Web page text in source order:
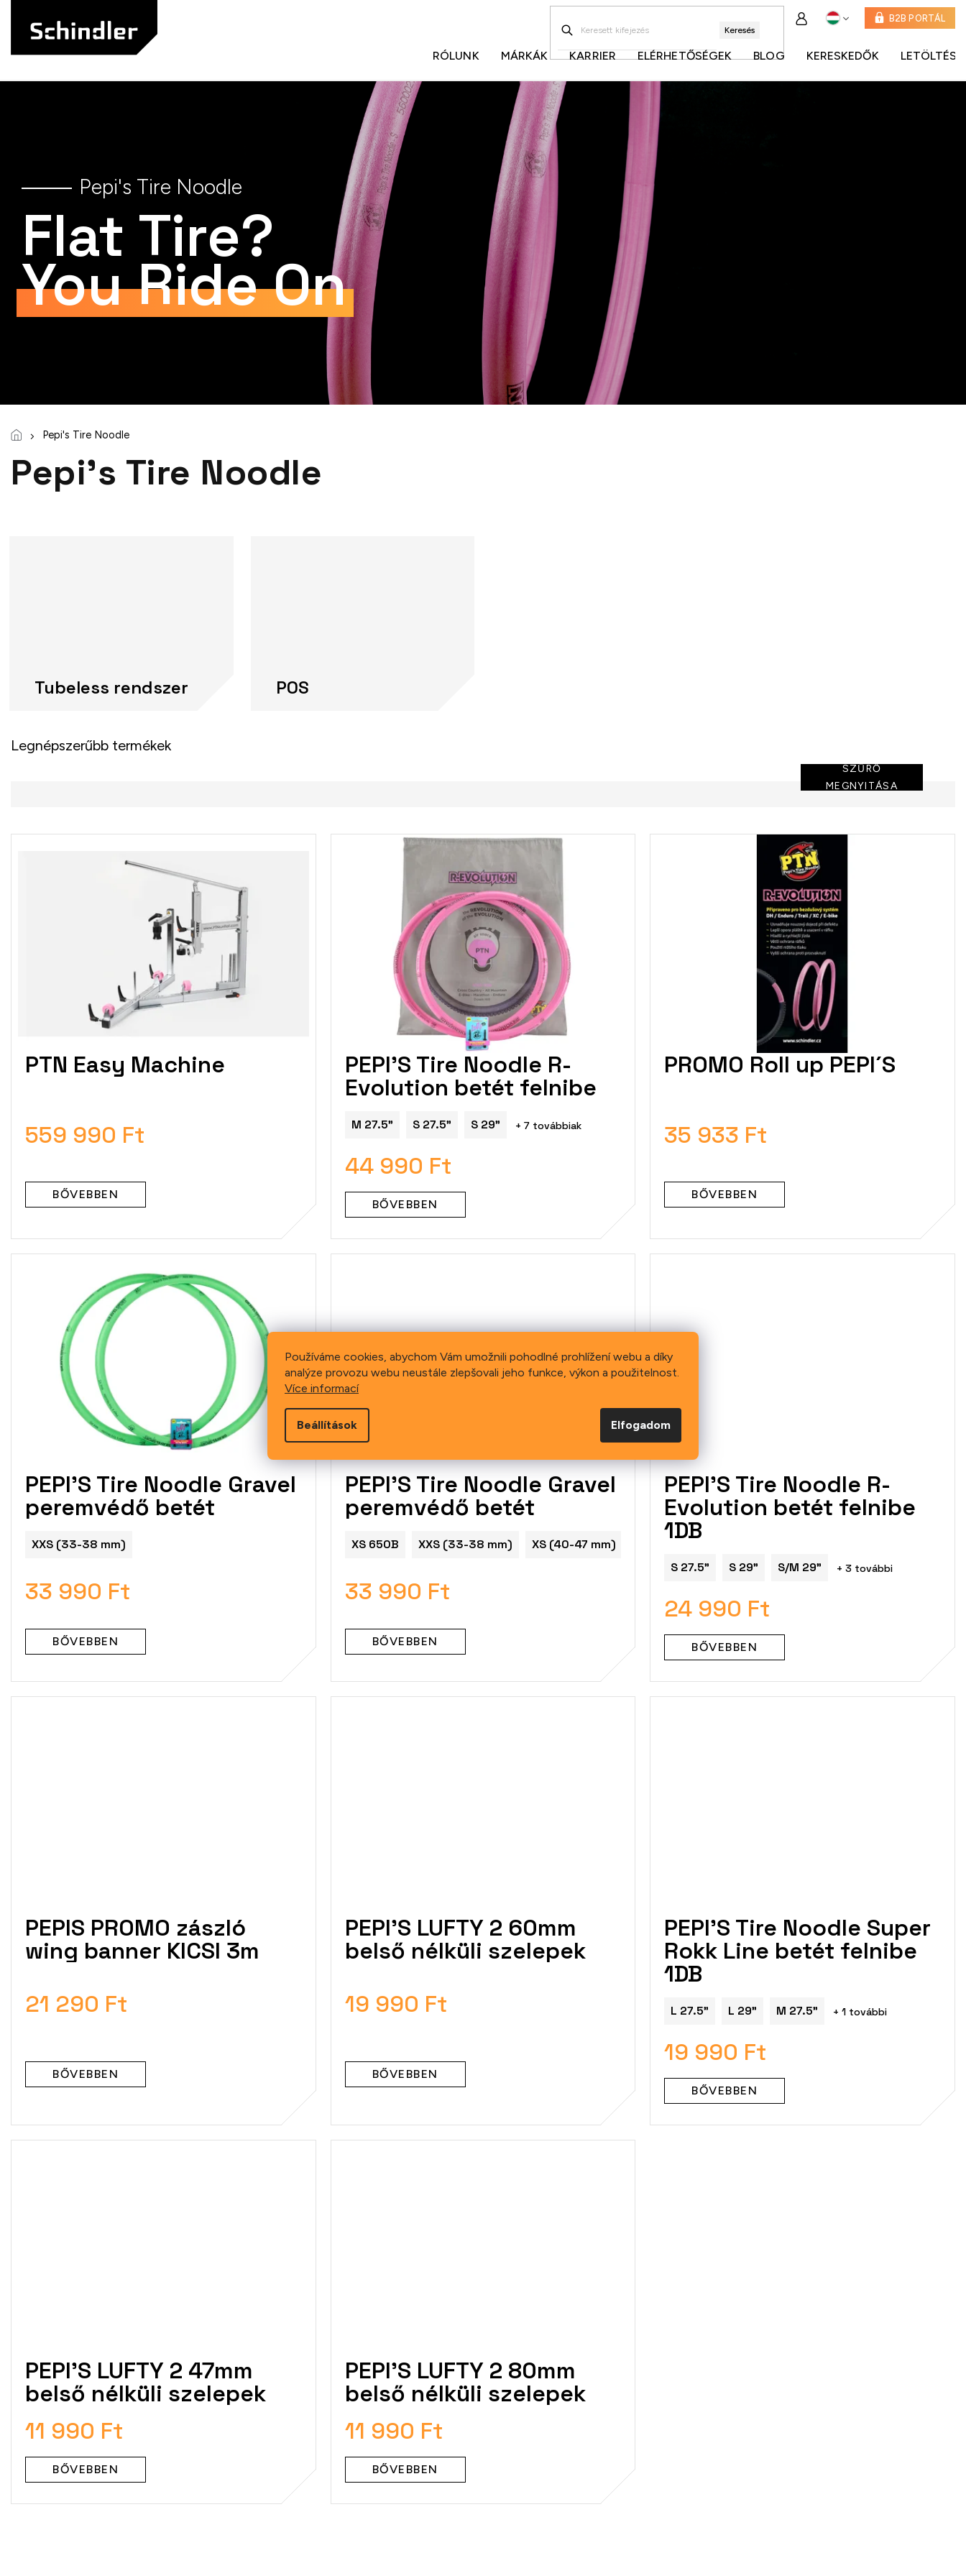
Používáme cookies, abychom Vám umožnili pohodlné prohlížení webu a díky
analýze provozu webu neustále zlepšovali jeho funkce, výkon a použitelnost.
Více informací
Beállítások Elfogadom
tartalomhoz
Keresés
B2B PORTÁL
RÓLUNK MÁRKÁK KARRIER ELÉRHETŐSÉGEK BLOG KERESKEDŐK
Pepi's Tire Noodle
Flat Tire?
You Ride On
Pepi's Tire Noodle
Pepi's Tire Noodle
Tubeless rendszer POS
Legnépszerűbb termékek
SZŰRŐ
MEGNYITÁSA
T
PTN Easy Machine
559 990 Ft
BŐVEBBEN
PEPI'S Tire Noodle R-
Evolution betét felnibe
M 27.5" S 27.5" S 29" + 7 továbbiak
44 990 Ft
BŐVEBBEN
PROMO Roll up PEPI´S
35 933 Ft
BŐVEBBEN
PEPI'S Tire Noodle Gravel
peremvédő betét
XXS (33-38 mm)
33 990 Ft
BŐVEBBEN
PEPI'S Tire Noodle Gravel
peremvédő betét
XS 650B XXS (33-38 mm) XS (40-47 mm)
33 990 Ft
BŐVEBBEN
PEPI'S Tire Noodle R-
Evolution betét felnibe
1DB
S 27.5" S 29" S/M 29" + 3 további
24 990 Ft
BŐVEBBEN
PEPIS PROMO zászló
wing banner KICSI 3m
21 290 Ft
BŐVEBBEN
PEPI'S LUFTY 2 60mm
belső nélküli szelepek
19 990 Ft
BŐVEBBEN
PEPI'S Tire Noodle Super
Rokk Line betét felnibe
1DB
L 27.5" L 29" M 27.5" + 1 további
19 990 Ft
BŐVEBBEN
PEPI'S LUFTY 2 47mm
belső nélküli szelepek
11 990 Ft
BŐVEBBEN
PEPI'S LUFTY 2 80mm
belső nélküli szelepek
11 990 Ft
BŐVEBBEN